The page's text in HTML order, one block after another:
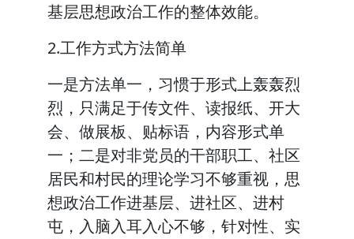
基层思想政治工作的整体效能。
2.工作方式方法简单
一是方法单一，习惯于形式上轰轰烈
烈，只满足于传文件、读报纸、开大
会、做展板、贴标语，内容形式单
一；二是对非党员的干部职工、社区
居民和村民的理论学习不够重视，思
想政治工作进基层、进社区、进村
屯，入脑入耳入心不够，针对性、实